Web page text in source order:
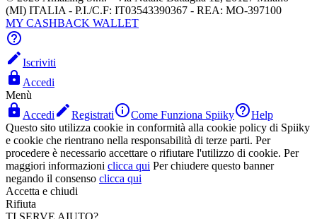
(MI) ITALIA - P.I./C.F: IT03543390367 - REA: MO-397100
MY CASHBACK WALLET

Iscriviti
 Accedi
Menù
 AccediRegistratiCome Funziona SpiikyHelp
Questo sito utilizza cookie in conformità alla cookie policy di Spiiky
e cookie che rientrano nella responsabilità di terze parti. Per
procedere è necessario accettare o rifiutare l'utilizzo di cookie. Per
maggiori informazioni clicca qui Per chiudere questo banner
negando il consenso clicca qui
Accetta e chiudi
Rifiuta